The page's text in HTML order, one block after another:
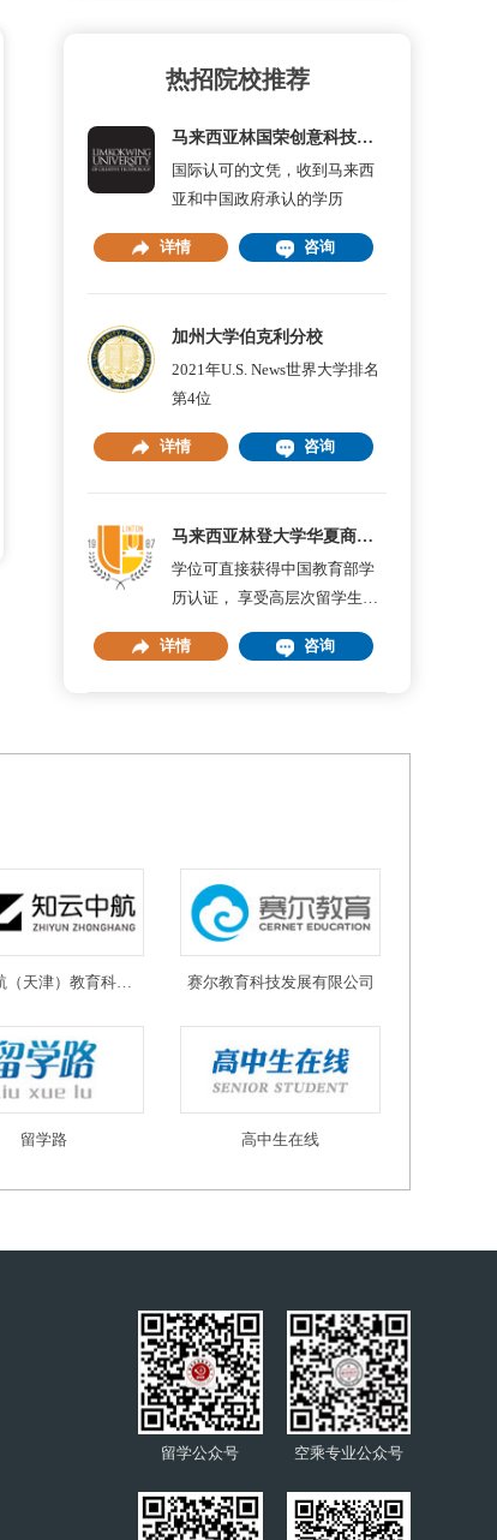
热招院校推荐
马来西亚林国荣创意科技大学
国际认可的文凭，收到马来西
亚和中国政府承认的学历
详情 咨询
加州大学伯克利分校
2021年U.S. News世界大学排名
第4位
详情 咨询
马来西亚林登大学华夏商学院
学位可直接获得中国教育部学
历认证， 享受高层次留学生回
详情
咨询
知云中航（天津）教育科技有限公司 赛尔教育科技发展有限公司
留学路 高中生在线
空乘专业公众号
留学公众号